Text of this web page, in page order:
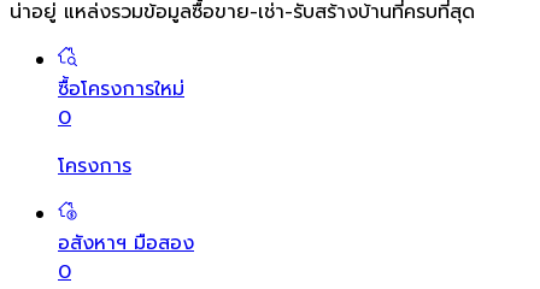
น่าอยู่ แหล่งรวมข้อมูลซื้อขาย-เช่า-รับสร้างบ้านที่ครบที่สุด
ซื้อโครงการใหม่
0
โครงการ
อสังหาฯ มือสอง
0